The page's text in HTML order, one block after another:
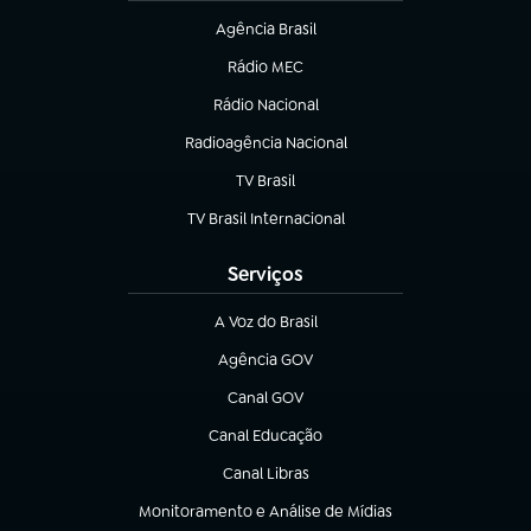
Agência Brasil
(abre em nova aba)
Rádio MEC
(abre em nova aba)
Rádio Nacional
Radioagência Nacional
(abre em nova aba)
TV Brasil
(abre em nova aba)
TV Brasil Internacional
(abre em nova aba)
Serviços
A Voz do Brasil
(abre em nova aba)
Agência GOV
(abre em nova aba)
Canal GOV
(abre em nova aba)
Canal Educação
(abre em nova aba)
Canal Libras
(abre em nova aba)
Monitoramento e Análise de Mídias
(abre em nova aba)